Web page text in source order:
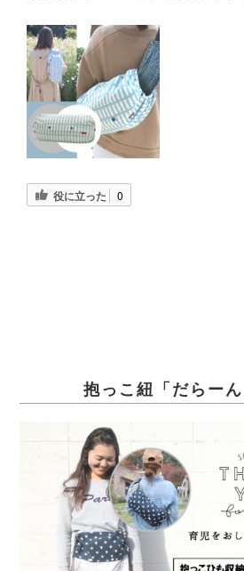
役に立った 0
抱っこ紐「だらーん